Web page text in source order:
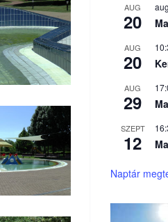
AUG
20
AUG
20
AUG
29
SZEPT
12
Naptár